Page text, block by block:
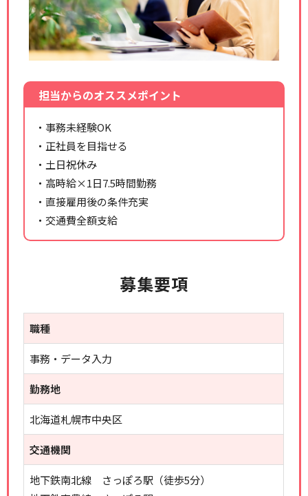
担当からのオススメポイント
・事務未経験OK
・正社員を目指せる
・土日祝休み
・高時給×1日7.5時間勤務
・直接雇用後の条件充実
・交通費全額支給
募集要項
職種
事務・データ入力
勤務地
北海道札幌市中央区
交通機関
地下鉄南北線 さっぽろ駅（徒歩5分）